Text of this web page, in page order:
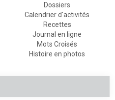
Dossiers
Calendrier d'activités
Recettes
Journal en ligne
Mots Croisés
Histoire en photos